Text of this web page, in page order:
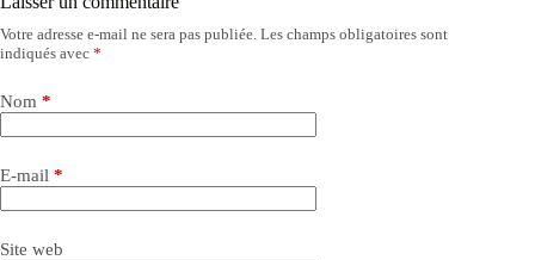
Votre adresse e-mail ne sera pas publiée. Les champs obligatoires sont
indiqués avec *
Nom *
E-mail *
Site web